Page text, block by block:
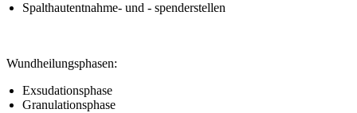
Spalthautentnahme- und - spenderstellen
Wundheilungsphasen:
Exsudationsphase
Granulationsphase